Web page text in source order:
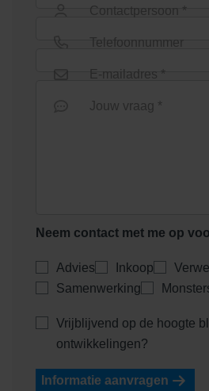
Contactpersoon *
Telefoonnummer
E-mailadres *
Jouw vraag *
Neem contact met me op
Advies Inkoop
Samenwerking
Vrijblijvend op de hoogte
ontwikkelingen?
Informatie aanvragen